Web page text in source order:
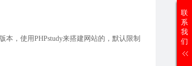
本，使用PHPstudy来搭建网站的，默认限制
联
系
我
们